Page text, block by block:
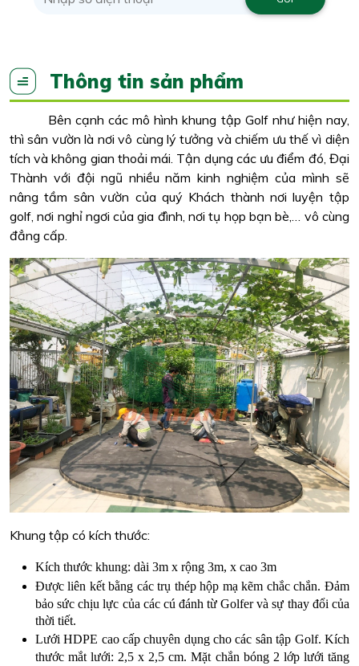
Thông tin sản phẩm
Bên cạnh các mô hình khung tập Golf như hiện nay,
thì sân vườn là nơi vô cùng lý tưởng và chiếm ưu thế vì diện
tích và không gian thoải mái. Tận dụng các ưu điểm đó, Đại
Thành với đội ngũ nhiều năm kinh nghiệm của mình sẽ
nâng tầm sân vườn của quý Khách thành nơi luyện tập
golf, nơi nghỉ ngơi của gia đình, nơi tụ họp bạn bè,… vô cùng
đẳng cấp.
Khung tập có kích thước:
Kích thước khung: dài 3m x rộng 3m, x cao 3m
Được liên kết bằng các trụ thép hộp mạ kẽm chắc chắn. Đảm
bảo sức chịu lực của các cú đánh từ Golfer và sự thay đổi của
thời tiết.
Lưới HDPE cao cấp chuyên dụng cho các sân tập Golf. Kích
thước mắt lưới: 2,5 x 2,5 cm. Mặt chắn bóng 2 lớp lưới tăng